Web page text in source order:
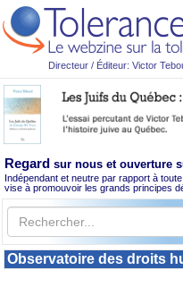
Directeur / Éditeur: Victor
Regard sur nous et ouverture
Indépendant et neutre par rapport à
vise à promouvoir les grands principes
Observatoire des droits